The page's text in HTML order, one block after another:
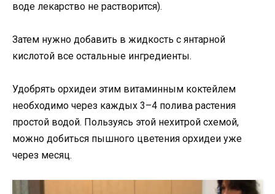
воде лекарство не растворится).
Затем нужно добавить в жидкость с янтарной
кислотой все остальные ингредиенты.
Удобрять орхидеи этим витаминным коктейлем
необходимо через каждых 3–4 полива растения
простой водой. Пользуясь этой нехитрой схемой,
можно добиться пышного цветения орхидеи уже
через месяц.